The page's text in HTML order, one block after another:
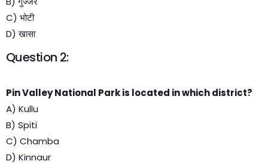
C) भोटी
D) खासा
Question 2:
Pin Valley National Park is located in which district?
A) Kullu
B) Spiti
C) Chamba
D) Kinnaur